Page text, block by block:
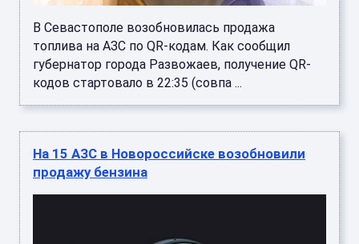
В Севастополе возобновилась продажа
топлива на АЗС по QR-кодам. Как сообщил
губернатор города Развожаев, получение QR-
кодов стартовало в 22:35 (совпа ...
На 15 АЗС в Новороссийске возобновили
продажу бензина